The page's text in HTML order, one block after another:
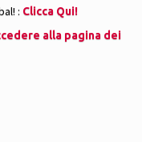
: Clicca Qui!
alla pagina dei